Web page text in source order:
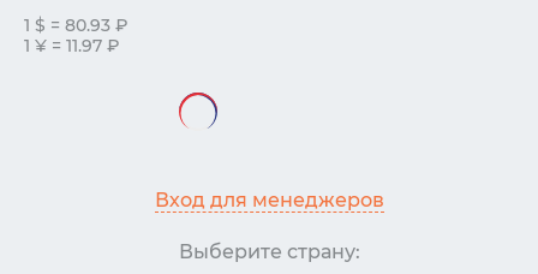
1 $ = 80.93 ₽
1 ¥ = 11.97 ₽
Вход для менеджеров
Выберите страну: